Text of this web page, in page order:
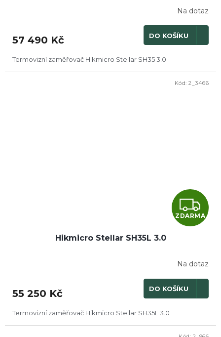
R
M
Na dotaz
57 490 Kč DO KOŠÍKU
Termovizní zaměřovač Hikmicro Stellar SH35 3.0
Z
D
R
M
ZDARMA
Hikmicro Stellar SH35L 3.0
Na dotaz
55 250 Kč DO KOŠÍKU
Termovizní zaměřovač Hikmicro Stellar SH35L 3.0
Kód: 2_3466